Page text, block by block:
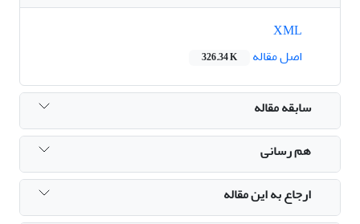
اصل مقاله
326.34 K
سابقه مقاله
هم رسانی
ارجاع به این مقاله